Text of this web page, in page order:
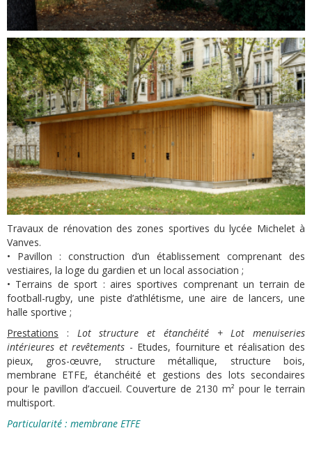
Travaux de rénovation des zones sportives du lycée Michelet à
Vanves.
• Pavillon : construction d’un établissement comprenant des
vestiaires, la loge du gardien et un local association ;
• Terrains de sport : aires sportives comprenant un terrain de
football-rugby, une piste d’athlétisme, une aire de lancers, une
halle sportive ;
Prestations : Lot structure et étanchéité + Lot menuiseries
intérieures et revêtements - Etudes, fourniture et réalisation des
pieux, gros-œuvre, structure métallique, structure bois,
membrane ETFE, étanchéité et gestions des lots secondaires
pour le pavillon d’accueil. Couverture de 2130 m² pour le terrain
multisport.
Particularité : membrane ETFE